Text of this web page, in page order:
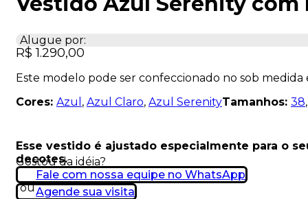
Alugue por:
R$ 1.290,00
Este modelo pode ser confeccionado no sob
Cores: Azul , Azul Claro, Azul SerenityTamanhos: 38
Esse vestido é ajustado especialmente para o
decotes.
Gostou da idéia?
Fale com nossa equipe no WhatsApp
ouAgende sua visita